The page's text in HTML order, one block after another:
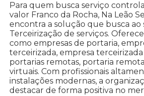
Para quem busca serviço
valor Franco da Rocha, Na Leão
encontra a solução que busca ao
Terceirização de serviços.
como empresas de portaria,
terceirizada, empresa
portarias remotas, portaria
virtuais. Com profissionais
instalações modernas, a
destacar de forma positiva no